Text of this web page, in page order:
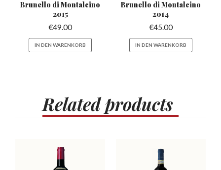
Brunello di Montalcino
2015
€49.00
IN DEN WARENKORB
Brunello di Montalcino
2014
€45.00
IN DEN WARENKORB
Relatedproducts